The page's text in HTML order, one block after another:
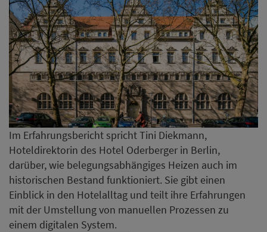
Im Erfahrungsbericht spricht Tini Diekmann,
Hoteldirektorin des Hotel Oderberger in Berlin,
darüber, wie belegungsabhängiges Heizen auch im
historischen Bestand funktioniert. Sie gibt einen
Einblick in den Hotelalltag und teilt ihre Erfahrungen
mit der Umstellung von manuellen Prozessen zu
einem digitalen System.